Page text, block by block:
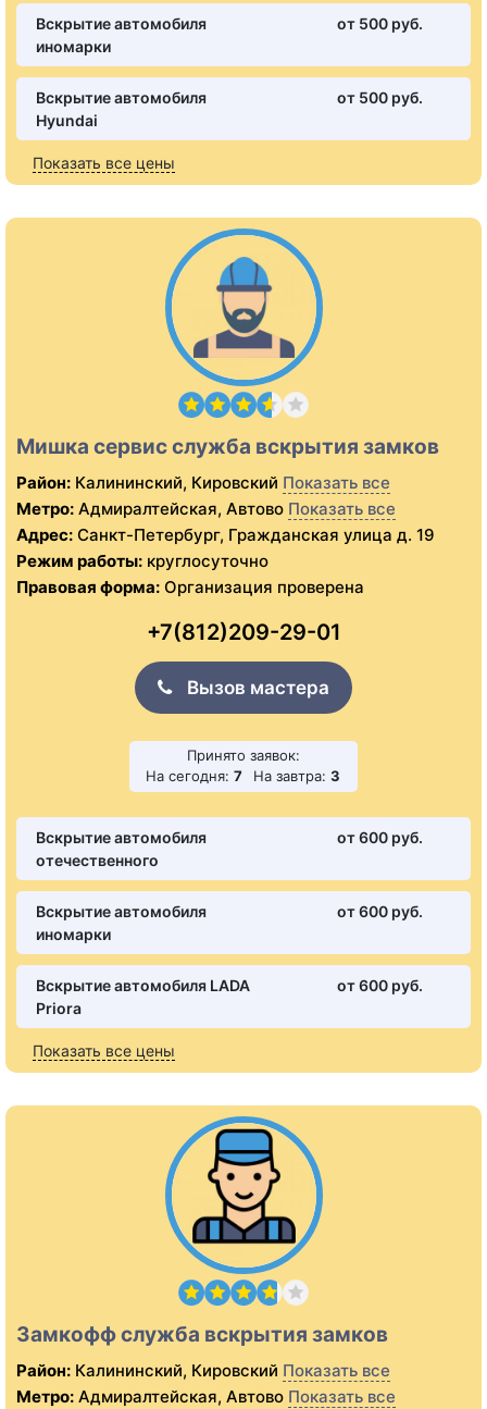
Вскрытие автомобиля
иномарки
от 500 pуб.
Вскрытие автомобиля
Hyundai
от 500 pуб.
Показать все цены
Мишка сервис служба вскрытия замков
Район: Калининский, Кировский Показать все
Метро: Адмиралтейская, Автово Показать все
Адрес: Санкт-Петербург, Гражданская улица д. 19
Режим работы: круглосуточно
Правовая форма: Организация проверена
+7(812)209-29-01
Вызов мастера
Принято заявок:
На сегодня: 7 На завтра: 3
Вскрытие автомобиля
отечественного
от 600 pуб.
Вскрытие автомобиля
иномарки
от 600 pуб.
Вскрытие автомобиля LADA
Priora
от 600 pуб.
Показать все цены
Замкофф служба вскрытия замков
Район: Калининский, Кировский Показать все
Метро: Адмиралтейская, Автово Показать все